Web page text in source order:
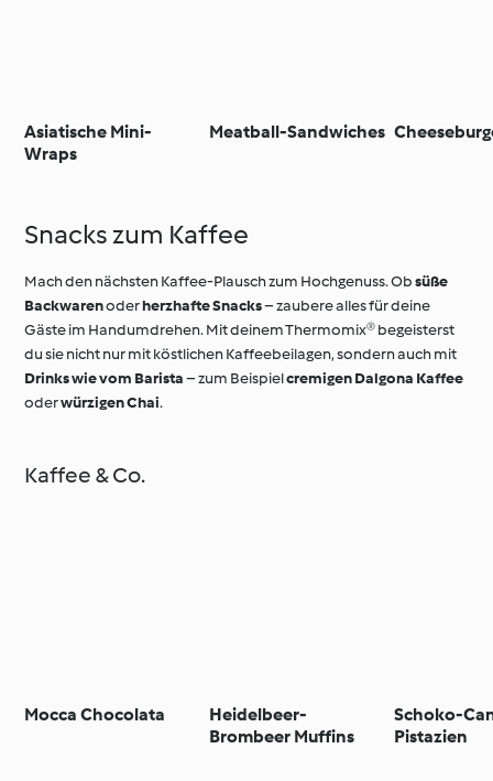
Asiatische Mini-
Wraps
Meatball-Sandwiches
Snacks zum Kaffee
Mach den nächsten Kaffee-Plausch zum Hochgenuss. Obsüße
Backwarenoderherzhafte Snacks– zaubere alles für deine
Gäste im Handumdrehen. Mit deinem Thermomix® begeisterst
du sie nicht nur mit köstlichen Kaffeebeilagen, sondern auch mit
Drinks wie vom Barista– zum Beispielcremigen Dalgona Kaffee
oderwürzigen Chai.
Kaffee & Co.
Mocca Chocolata
Heidelbeer-
Brombeer Muffins
Schoko-
Pistazien